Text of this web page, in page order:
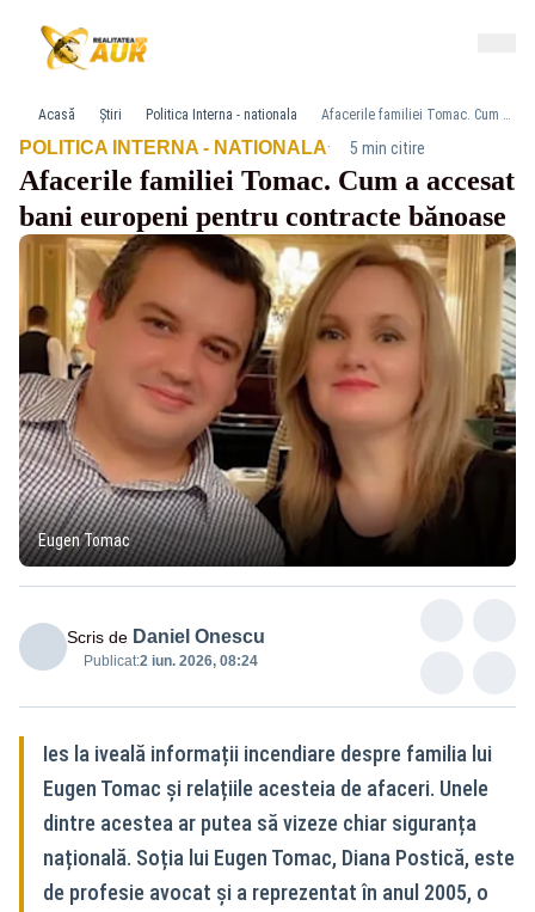
Acasă Știri Politica Interna - nationala Afacerile familiei Tomac. Cum a accesat bani europeni pentru contracte bănoase
POLITICA INTERNA - NATIONALA· 5 min citire
Afacerile familiei Tomac. Cum a accesat
bani europeni pentru contracte bănoase
Eugen Tomac
Scris de Daniel Onescu
Publicat:2 iun. 2026, 08:24
Ies la iveală informații incendiare despre familia lui
Eugen Tomac și relațiile acesteia de afaceri. Unele
dintre acestea ar putea să vizeze chiar siguranța
națională. Soția lui Eugen Tomac, Diana Postică, este
de profesie avocat și a reprezentat în anul 2005, o